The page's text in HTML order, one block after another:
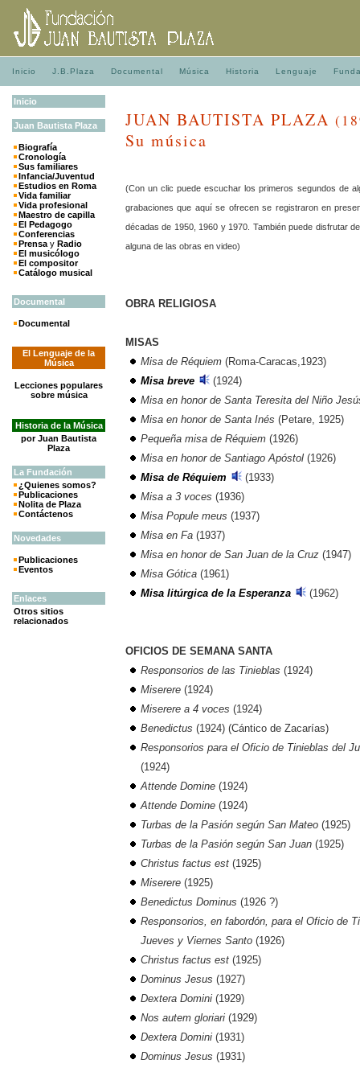
Inicio J.B.Plaza Documental Música Historia Lenguaje
Inicio
Juan Bautista Plaza
Biografía
Cronología
Sus familiares
Infancia/Juventud
Estudios en Roma
Vida familiar
Vida profesional
Maestro de capilla
El Pedagogo
Conferencias
Prensa y Radio
El musicólogo
El compositor
Catálogo musical
Documental
Documental
El Lenguaje de la
Música
Lecciones populares
sobre música
Historia de la Música
por Juan Bautista
Plaza
La Fundación
¿Quienes somos?
Publicaciones
Nolita de Plaza
Contáctenos
Novedades
Publicaciones
Eventos
Enlaces
Otros sitios
relacionados
JUAN BAUTISTA PLAZA
Su música
(Con un clic puede escucharlos primeros segundos de
grabaciones que aquí se ofrecen se registraron en
décadas de 1950, 1960 y 1970. También puede disfrutar
alguna de las obras en video)
OBRA RELIGIOSA
MISAS
Misa de Réquiem (Roma-Caracas,1923)
Misa breve
(1924)
Misa en honor de Santa Teresita del Niño
Misa en honor de Santa Inés (Petare, 1925)
Pequeña misa de Réquiem (1926)
Misa en honor de Santiago Apóstol (1926)
Misa de Réquiem
(1933)
Misa a 3 voces (1936)
Misa Popule meus (1937)
Misa en Fa (1937)
Misa en honor de San Juan de la Cruz (1947)
Misa Gótica (1961)
Misa litúrgica de la Esperanza
(1962)
OFICIOS DE SEMANA SANTA
Responsorios de las Tinieblas (1924)
Miserere (1924)
Miserere a 4 voces (1924)
Benedictus (1924) (Cántico de Zacarías)
Responsorios para el Oficio de Tinieblas del
(1924)
Attende Domine (1924)
Attende Domine (1924)
Turbas de la Pasión según San Mateo (1925)
Turbas de la Pasión según San Juan (1925)
Christus factus est (1925)
Miserere (1925)
Benedictus Dominus (1926 ?)
Responsorios, en fabordón, para el Oficio de
Jueves y Viernes Santo (1926)
Christus factus est (1925)
Dominus Jesus (1927)
Dextera Domini (1929)
Nos autem gloriari (1929)
Dextera Domini (1931)
Dominus Jesus (1931)